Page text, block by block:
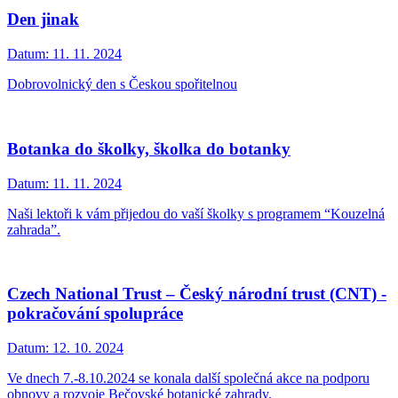
Den jinak
Datum: 11. 11. 2024
Dobrovolnický den s Českou spořitelnou
Botanka do školky, školka do botanky
Datum: 11. 11. 2024
Naši lektoři k vám přijedou do vaší školky s programem “Kouzelná
zahrada”.
Czech National Trust – Český národní trust (CNT) -
pokračování spolupráce
Datum: 12. 10. 2024
Ve dnech 7.-8.10.2024 se konala další společná akce na podporu
obnovy a rozvoje Bečovské botanické zahrady.